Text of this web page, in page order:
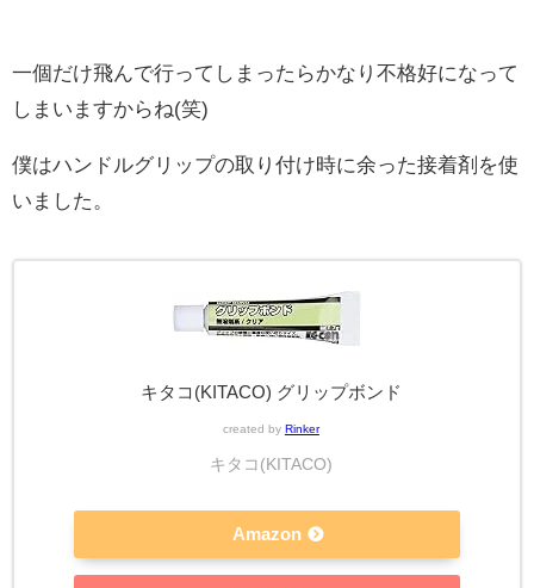
一個だけ飛んで行ってしまったらかなり不格好になって
しまいますからね(笑)
僕はハンドルグリップの取り付け時に余った接着剤を使
いました。
キタコ(KITACO) グリップボンド
created by Rinker
キタコ(KITACO)
Amazon